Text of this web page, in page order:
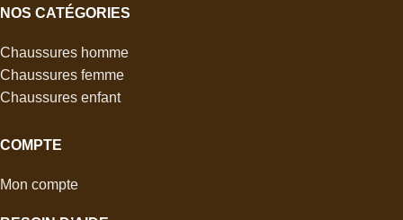
NOS CATÉGORIES
Chaussures homme
Chaussures femme
Chaussures enfant
COMPTE
Mon compte